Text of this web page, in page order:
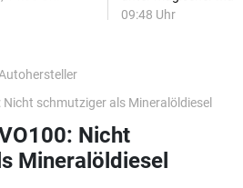
09:48 Uhr
Autohersteller
Nicht schmutziger als Mineralöldiesel
Nicht
Mineralöldiesel